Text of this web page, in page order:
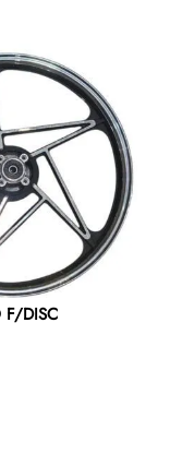
F/DISC